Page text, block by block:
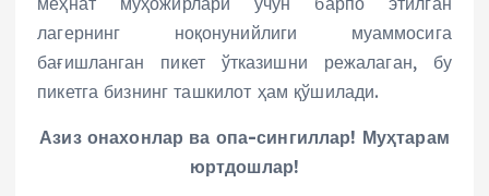
лагернинг ноқонунийлиги муаммосига
бағишланган пикет ўтказишни режалаган, бу
пикетга бизнинг ташкилот ҳам қўшилади.
Азиз онахонлар ва опа-сингиллар! Муҳтарам
юртдошлар!